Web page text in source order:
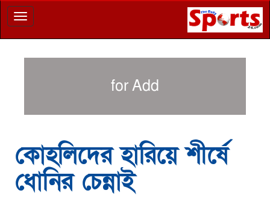
Toggle
navigation
for Add
কোহলিদের হারিয়ে শীর্ষে
ধোনির চেন্নাই